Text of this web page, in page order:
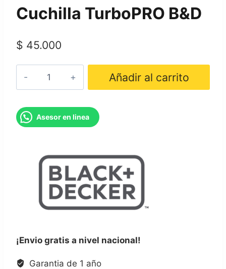
Cuchilla TurboPRO B&D
$ 45.000
cantidad
Añadir al carrito
Asesor en linea
¡Envio gratis a nivel nacional!
Garantia de 1 año